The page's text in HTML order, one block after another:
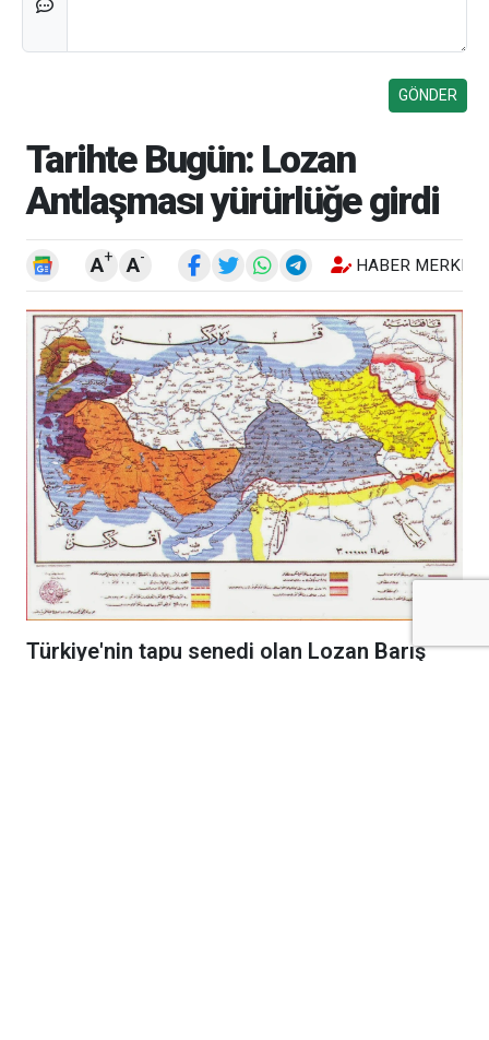
Tarihte Bugün: Lozan
Antlaşması yürürlüğe girdi
A+ A- HABER MERKEZI
Türkiye'nin tapu senedi olan Lozan Barış